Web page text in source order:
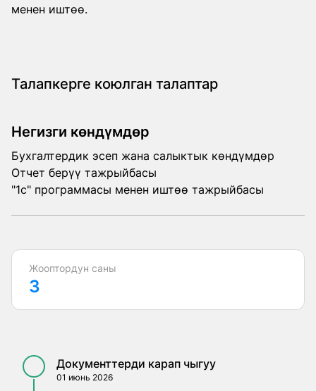
менен иштөө.
Талапкерге коюлган талаптар
Негизги көндүмдөр
Бухгалтердик эсеп жана салыктык көндүмдөр
Отчет берүү тажрыйбасы
"1c" программасы менен иштөө тажрыйбасы
Жооптордун саны
3
Документтерди карап чыгуу
01 июнь 2026